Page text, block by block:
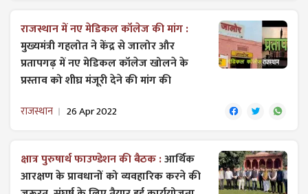
राजस्थान में नए मेडिकल कॉलेज की मांग :
मुख्यमंत्री गहलोत ने केंद्र से जालोर और
प्रतापगढ़ में नए मेडिकल कॉलेज खोलने के
प्रस्ताव को शीघ्र मंजूरी देने की मांग की
राजस्थान 26 Apr 2022
क्षात्र पुरुषार्थ फाउण्डेशन की बैठक :आर्थिक
आरक्षण के प्रावधानों को व्यवहारिक करने की